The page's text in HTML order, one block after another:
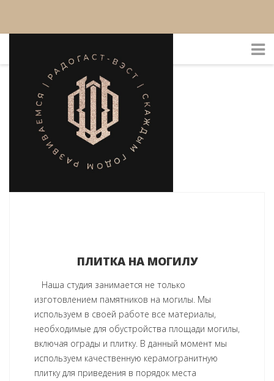
ПЛИТКА НА МОГИЛУ
Наша студия занимается не только
изготовлением памятников на могилы. Мы
используем в своей работе все материалы,
необходимые для обустройства площади могилы,
включая ограды и плитку. В данный момент мы
используем качественную керамогранитную
плитку для приведения в порядок места